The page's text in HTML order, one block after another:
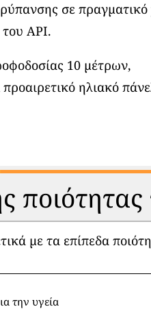
σε
του API.
10 μέτρων,
ηλιακό
με τα επίπεδα
την υγεία